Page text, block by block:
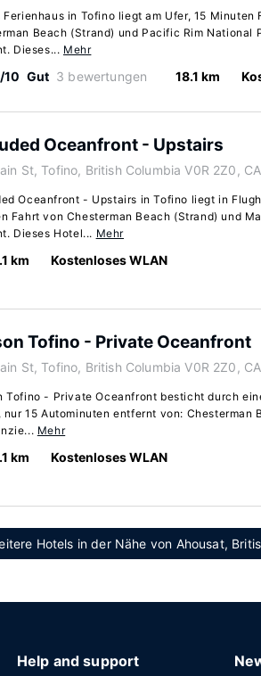
Ferienhaus in Tofino liegt am Ufer, 15 Minuten
Beach (Strand) und Pacific Rim National
Dieses... Mehr
10 Gut 3 bewertungen 18.1 km
Oceanfront - Upstairs
St, Tofino, British Columbia V0R 2Z0, CA
Oceanfront - Upstairs in Tofino liegt in
Fahrt von Chesterman Beach (Strand) und
Dieses Hotel... Mehr
km Kostenloses WLAN
Tofino - Private Oceanfront
St, Tofino, British Columbia V0R 2Z0, CA
Tofino - Private Oceanfront besticht durch
nur 15 Autominuten entfernt von: Chesterman
Mehr
km Kostenloses WLAN
Hotels in der Nähe von Ahousat,
Help and support